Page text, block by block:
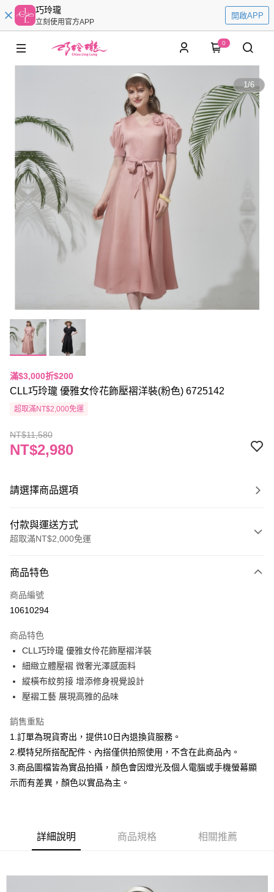
巧玲瓏
立刻使用官方APP
開啟APP
0
1/6
滿$3,000折$200
CLL巧玲瓏 優雅女伶花飾壓褶洋裝(粉色) 6725142
超取滿NT$2,000免運
NT$11,580
NT$2,980
請選擇商品選項
付款與運送方式
超取滿NT$2,000免運
信用卡一次付款
信用卡分期付款
合作金庫商業銀行
華南商業銀行
彰化商業銀行
上海商業儲蓄銀行
國泰世華商業銀行
臺灣中小企業銀行
聯邦商業銀行
元大商業銀行
永豐商業銀行
台新國際商業銀行
中國信託商業銀行
台灣樂天信用卡公司
超商取貨付款
LINE Pay
Apple Pay
悠遊付
Google Pay
全盈+PAY
【大哥付你分期使用說明】
1.本服務由台灣大哥大提供，台灣大哥大用戶可立即使用無須另外申請。
成交易。
3.實際核准額度、可分期數及費用金額請依後續交易確認頁面所載為準。
AFTEE先享後付
商品特色
商品編號
10610294
商品特色
CLL巧玲瓏 優雅女伶花飾壓褶洋裝
細緻立體壓褶 微奢光澤感面料
縱橫布紋剪接 增添修身視覺設計
壓褶工藝 展現高雅的品味
銷售重點
1.訂單為現貨寄出，提供10日內退換貨服務。
2.模特兒所搭配配件、內搭僅供拍照使用，不含在此商品內。
3.商品圖檔皆為實品拍攝，顏色會因燈光及個人電腦或手機螢幕顯
示而有差異，顏色以實品為主。
詳細說明 商品規格 相關推薦